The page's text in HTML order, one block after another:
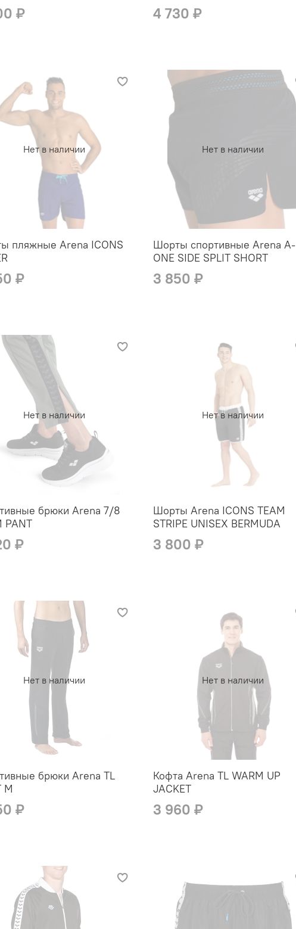
₽ 4 730 ₽
Нет в наличии
пляжные Arena ICONS
₽
Нет в наличии
Шорты спортивные Arena A-
ONE SIDE SPLIT SHORT
3 850 ₽
Нет в наличии
брюки Arena 7/8
PANT
₽
Нет в наличии
Шорты Arena ICONS TEAM
STRIPE UNISEX BERMUDA
3 800 ₽
Нет в наличии
брюки Arena TL
M
₽
Нет в наличии
Кофта Arena TL WARM UP
JACKET
3 960 ₽